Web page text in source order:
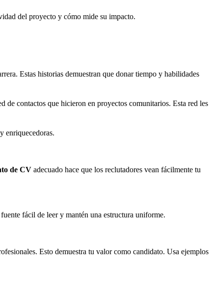
del proyecto y cómo mide su impacto.
Estas historias demuestran que donar tiempo y habilidades
de contactos que hicieron en proyectos comunitarios. Esta red les
enriquecedoras.
de CV adecuado hace que los reclutadores vean fácilmente tu
fácil de leer y mantén una estructura uniforme.
Esto demuestra tu valor como candidato. Usa ejemplos